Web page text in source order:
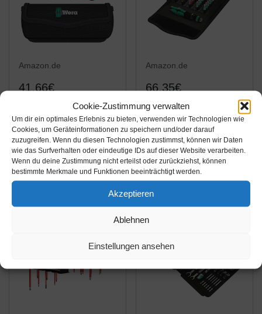
Cookie-Zustimmung verwalten
Um dir ein optimales Erlebnis zu bieten, verwenden wir Technologien wie
Cookies, um Geräteinformationen zu speichern und/oder darauf
zuzugreifen. Wenn du diesen Technologien zustimmst, können wir Daten
wie das Surfverhalten oder eindeutige IDs auf dieser Website verarbeiten.
Wenn du deine Zustimmung nicht erteilst oder zurückziehst, können
bestimmte Merkmale und Funktionen beeinträchtigt werden.
Akzeptieren
Ablehnen
Einstellungen ansehen
Amazon.de
41,66€
Wera 05051016001
Kraftform Kompakt 20
Tool Finder 1, mit
Tasche, 7-teilig,
Schwarz Grün, One
size
Amazon / Ebay
Produkt ansehen*
Amazon.de
66,35€
Wera 05057460001
Werkzeug-Set,
Kraftform Kompakt 100,
52-teiligAmazon / Ebay
Produkt ansehen*